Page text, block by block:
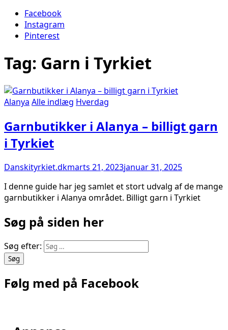
Facebook
Instagram
Pinterest
Tag: Garn i Tyrkiet
Alanya Alle indlæg Hverdag
Garnbutikker i Alanya – billigt garn
i Tyrkiet
Danskityrkiet.dkmarts 21, 2023januar 31, 2025
I denne guide har jeg samlet et stort udvalg af de mange
garnbutikker i Alanya området. Billigt garn i Tyrkiet
Søg på siden her
Søg efter:
Følg med på Facebook